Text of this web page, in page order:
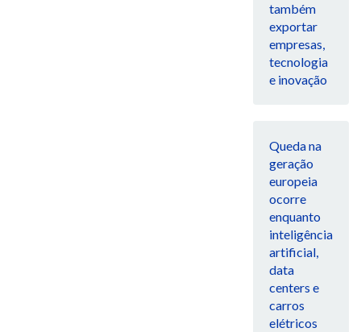
também
exportar
empresas,
tecnologia
e inovação
Queda na
geração
europeia
ocorre
enquanto
inteligência
artificial,
data
centers e
carros
elétricos